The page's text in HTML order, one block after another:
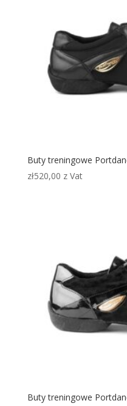
Buty treningowe
zł520,00 z Vat
Buty treningowe